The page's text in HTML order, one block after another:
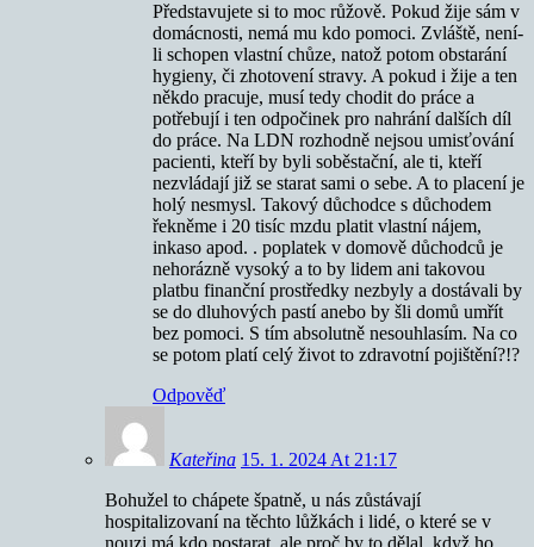
Představujete si to moc růžově. Pokud žije sám v
domácnosti, nemá mu kdo pomoci. Zvláště, není-
li schopen vlastní chůze, natož potom obstarání
hygieny, či zhotovení stravy. A pokud i žije a ten
někdo pracuje, musí tedy chodit do práce a
potřebují i ten odpočinek pro nahrání dalších díl
do práce. Na LDN rozhodně nejsou umisťování
pacienti, kteří by byli soběstační, ale ti, kteří
nezvládají již se starat sami o sebe. A to placení je
holý nesmysl. Takový důchodce s důchodem
řekněme i 20 tisíc mzdu platit vlastní nájem,
inkaso apod. . poplatek v domově důchodců je
nehorázně vysoký a to by lidem ani takovou
platbu finanční prostředky nezbyly a dostávali by
se do dluhových pastí anebo by šli domů umřít
bez pomoci. S tím absolutně nesouhlasím. Na co
se potom platí celý život to zdravotní pojištění?!?
Odpověď
Kateřina 15. 1. 2024 At 21:17
Bohužel to chápete špatně, u nás zůstávají
hospitalizovaní na těchto lůžkách i lidé, o které se v
nouzi má kdo postarat, ale proč by to dělal, když ho